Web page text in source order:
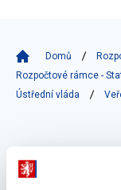
Domů
Rozpočtové rámce -
Ústřední vláda
Vyberte
2021